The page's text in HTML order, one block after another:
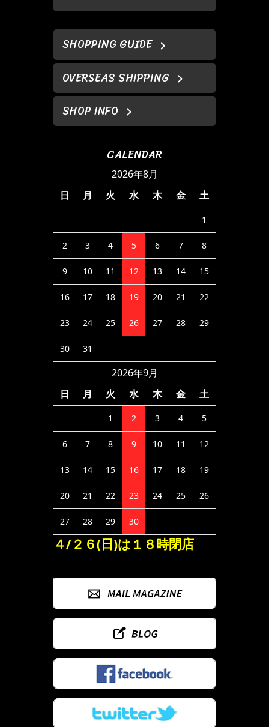
SHOPPING GUIDE
OVERSEAS SHIPPING
SHOP INFO
CALENDAR
2026年8月
日
月 火 水 木 金 土
1
2 3 4 5 6 7 8
9 10 11 12 13 14 15
16 17 18 19 20 21 22
23 24 25 26 27 28 29
30 31
2026年9月
日
月 火 水 木 金 土
1 2 3 4 5
6 7 8 9 10 11 12
13 14 15 16 17 18 19
20 21 22 23 24 25 26
27 28 29 30
４/２６(日)は１８時閉店